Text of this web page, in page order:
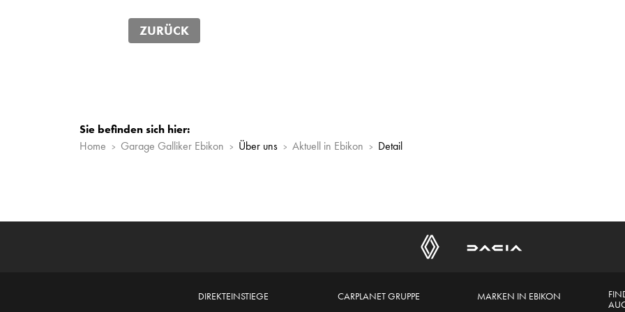
ZURÜCK
Sie befinden sich hier:
Home
Garage Galliker Ebikon Über uns Aktuell in Ebikon Detail
DIREKTEINSTIEGE CARPLANET GRUPPE MARKEN IN EBIKON